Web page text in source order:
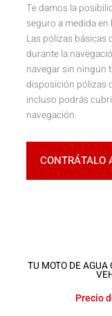
Te damos la
seguro a medida en
Las pólizas básicas
durante la
navegar sin ningún
disposición pólizas
incluso podrás
navegación.
CONTRÁTALO
TU MOTO DE
Precio